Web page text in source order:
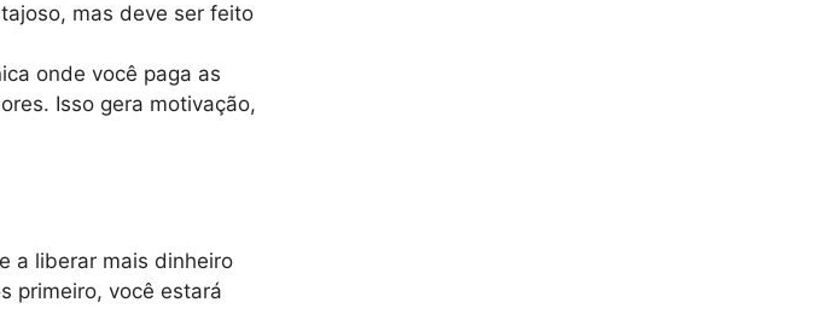
mas deve ser feito
onde você paga as
Isso gera motivação,
a liberar mais dinheiro
primeiro, você estará